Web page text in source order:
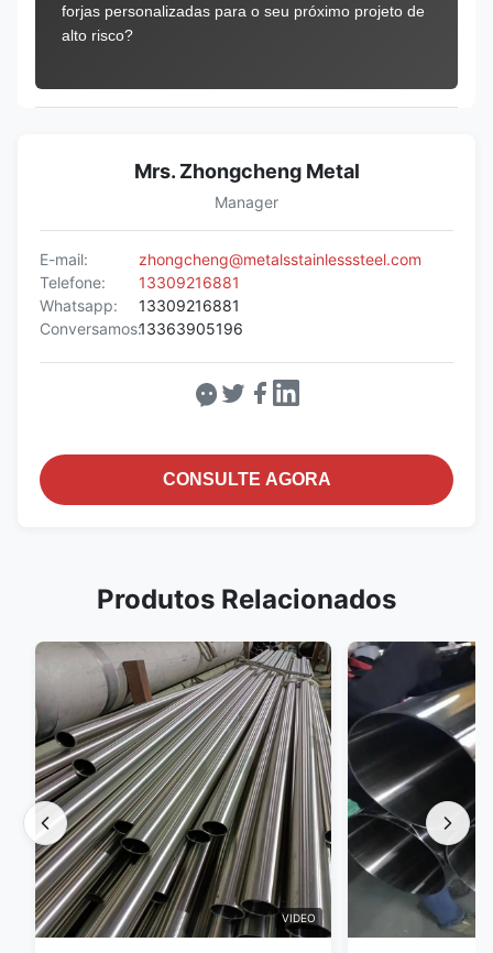
forjas personalizadas para o seu próximo projeto de
alto risco?
Mrs. Zhongcheng Metal
Manager
E-mail:
zhongcheng@metalsstainlesssteel.com
Telefone:
13309216881
Whatsapp:
13309216881
Conversamos:13363905196
CONSULTE AGORA
Produtos Relacionados
VIDEO